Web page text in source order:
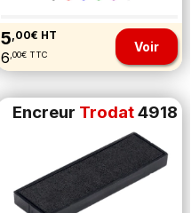
5 ,00€ HT
6 ,00€ TTC Voir
Encreur Trodat4918